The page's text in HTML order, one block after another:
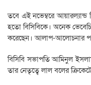
তবে এই নভেম্বরে
হতো বিসিবিকে। অনেক
করেছেন। আলাপ-আলোচনার পর
বিসিবি সভাপতি আমিনুল
তার নেতৃত্বে লাল বলের